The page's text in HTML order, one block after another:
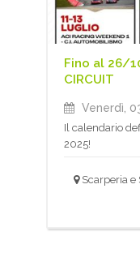
Fino al 26/
CIRCUIT
Venerdì,
Il calendario
2025!
Scarperia e